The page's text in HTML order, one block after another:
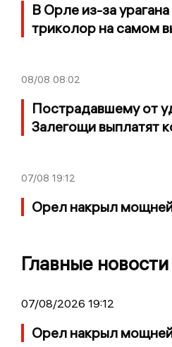
В Орле из-за
триколор на самом
08/08 08:02
Пострадавшему от
Залегощи выплатят
07/08 19:12
Орел накрыл
Главные новости
07/08/2026 19:12
Орел накрыл